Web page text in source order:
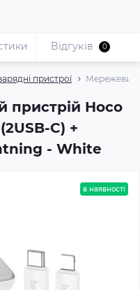
пристрої Мережевий
пристрій Hoco
C) +
- White
Відгуків 0
в наявності